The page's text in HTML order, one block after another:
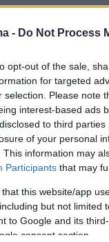
- Do Not Process
opt-out of the sale,
for targeted
selection. Please note
interest-based ads
to third
of your personal
This information may
Participants that may
that this website/app
but not limited
to Google and its
consent section.
Ταγίπ
τους
χωρίς
σχέσεις που
επικοινωνία
στις
υψηλά